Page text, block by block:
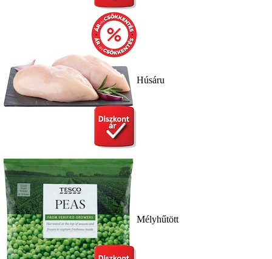
Húsáru
Mélyhűtött